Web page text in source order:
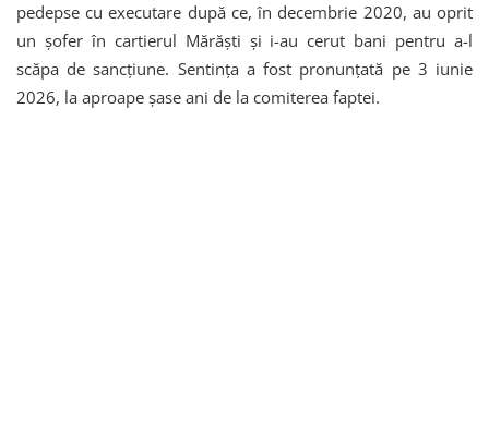
pedepse cu executare după ce, în decembrie 2020, au oprit
un șofer în cartierul Mărăști și i-au cerut bani pentru a-l
scăpa de sancțiune. Sentința a fost pronunțată pe 3 iunie
2026, la aproape șase ani de la comiterea faptei.